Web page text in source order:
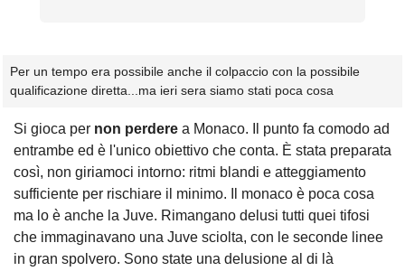
Per un tempo era possibile anche il colpaccio con la possibile
qualificazione diretta...ma ieri sera siamo stati poca cosa
Si gioca per non perdere a Monaco. Il punto fa comodo ad
entrambe ed è l'unico obiettivo che conta. È stata preparata
così, non giriamoci intorno: ritmi blandi e atteggiamento
sufficiente per rischiare il minimo. Il monaco è poca cosa
ma lo è anche la Juve. Rimangano delusi tutti quei tifosi
che immaginavano una Juve sciolta, con le seconde linee
in gran spolvero. Sono state una delusione al di là